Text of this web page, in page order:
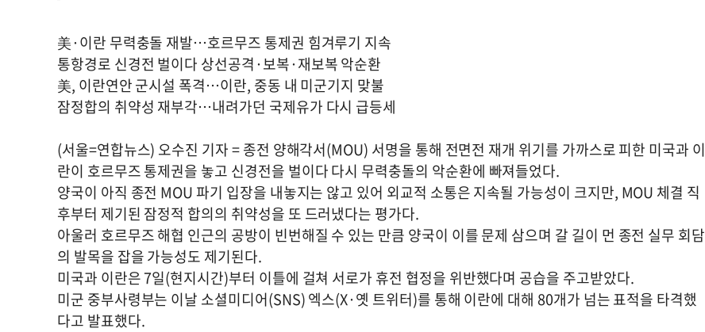
美·이란 무력충돌 재발…호르무즈 통제권 힘겨루기 지속
통항경로 신경전 벌이다 상선공격·보복·재보복 악순환
美, 이란연안 군시설 폭격…이란, 중동 내 미군기지 맞불
잠정합의 취약성 재부각…내려가던 국제유가 다시 급등세
(서울=연합뉴스) 오수진 기자 = 종전 양해각서(MOU) 서명을 통해 전면전 재개 위기를 가까스로 피한 미국과 이
란이 호르무즈 통제권을 놓고 신경전을 벌이다 다시 무력충돌의 악순환에 빠져들었다.
양국이 아직 종전 MOU 파기 입장을 내놓지는 않고 있어 외교적 소통은 지속될 가능성이 크지만, MOU 체결 직
후부터 제기된 잠정적 합의의 취약성을 또 드러냈다는 평가다.
아울러 호르무즈 해협 인근의 공방이 빈번해질 수 있는 만큼 양국이 이를 문제 삼으며 갈 길이 먼 종전 실무 회담
의 발목을 잡을 가능성도 제기된다.
미국과 이란은 7일(현지시간)부터 이틀에 걸쳐 서로가 휴전 협정을 위반했다며 공습을 주고받았다.
미군 중부사령부는 이날 소셜미디어(SNS) 엑스(X·옛 트위터)를 통해 이란에 대해 80개가 넘는 표적을 타격했
다고 발표했다.